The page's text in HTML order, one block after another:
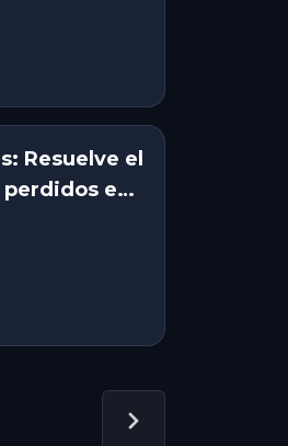
Resuelve el
perdidos en